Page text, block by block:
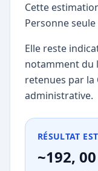
Cette
Personne
Elle reste
notamment du
retenues par la
administrative.
RÉSULTAT
~192,